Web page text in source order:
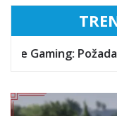
Odměny,